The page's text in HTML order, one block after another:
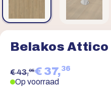
Belakos Attico
€ 43,95€ 37,36
Op voorraad